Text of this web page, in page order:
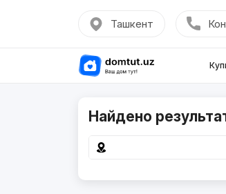
Ташкент
Найдено